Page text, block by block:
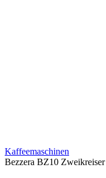
Kaffeemaschinen
Bezzera BZ10 Zweikreiser